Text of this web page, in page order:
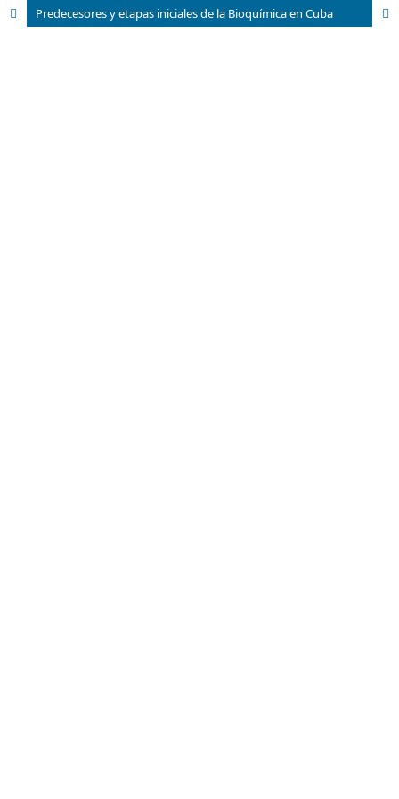
Predecesores y etapas iniciales de la Bioquímica en Cuba